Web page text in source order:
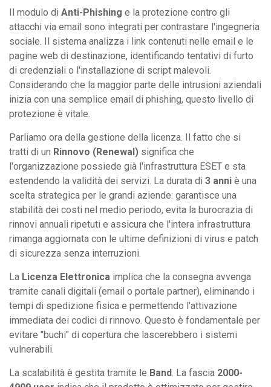
Il modulo di Anti-Phishing e la protezione contro gli
attacchi via email sono integrati per contrastare l'ingegneria
sociale. Il sistema analizza i link contenuti nelle email e le
pagine web di destinazione, identificando tentativi di furto
di credenziali o l'installazione di script malevoli.
Considerando che la maggior parte delle intrusioni aziendali
inizia con una semplice email di phishing, questo livello di
protezione è vitale.
Parliamo ora della gestione della licenza. Il fatto che si
tratti di un Rinnovo (Renewal) significa che
l'organizzazione possiede già l'infrastruttura ESET e sta
estendendo la validità dei servizi. La durata di 3 anni è una
scelta strategica per le grandi aziende: garantisce una
stabilità dei costi nel medio periodo, evita la burocrazia di
rinnovi annuali ripetuti e assicura che l'intera infrastruttura
rimanga aggiornata con le ultime definizioni di virus e patch
di sicurezza senza interruzioni.
La Licenza Elettronica implica che la consegna avvenga
tramite canali digitali (email o portale partner), eliminando i
tempi di spedizione fisica e permettendo l'attivazione
immediata dei codici di rinnovo. Questo è fondamentale per
evitare "buchi" di copertura che lascerebbero i sistemi
vulnerabili.
La scalabilità è gestita tramite le Band. La fascia 2000-